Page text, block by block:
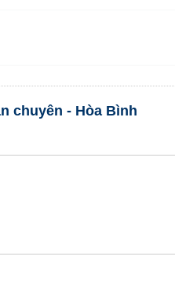
chuyên - Hòa Bình